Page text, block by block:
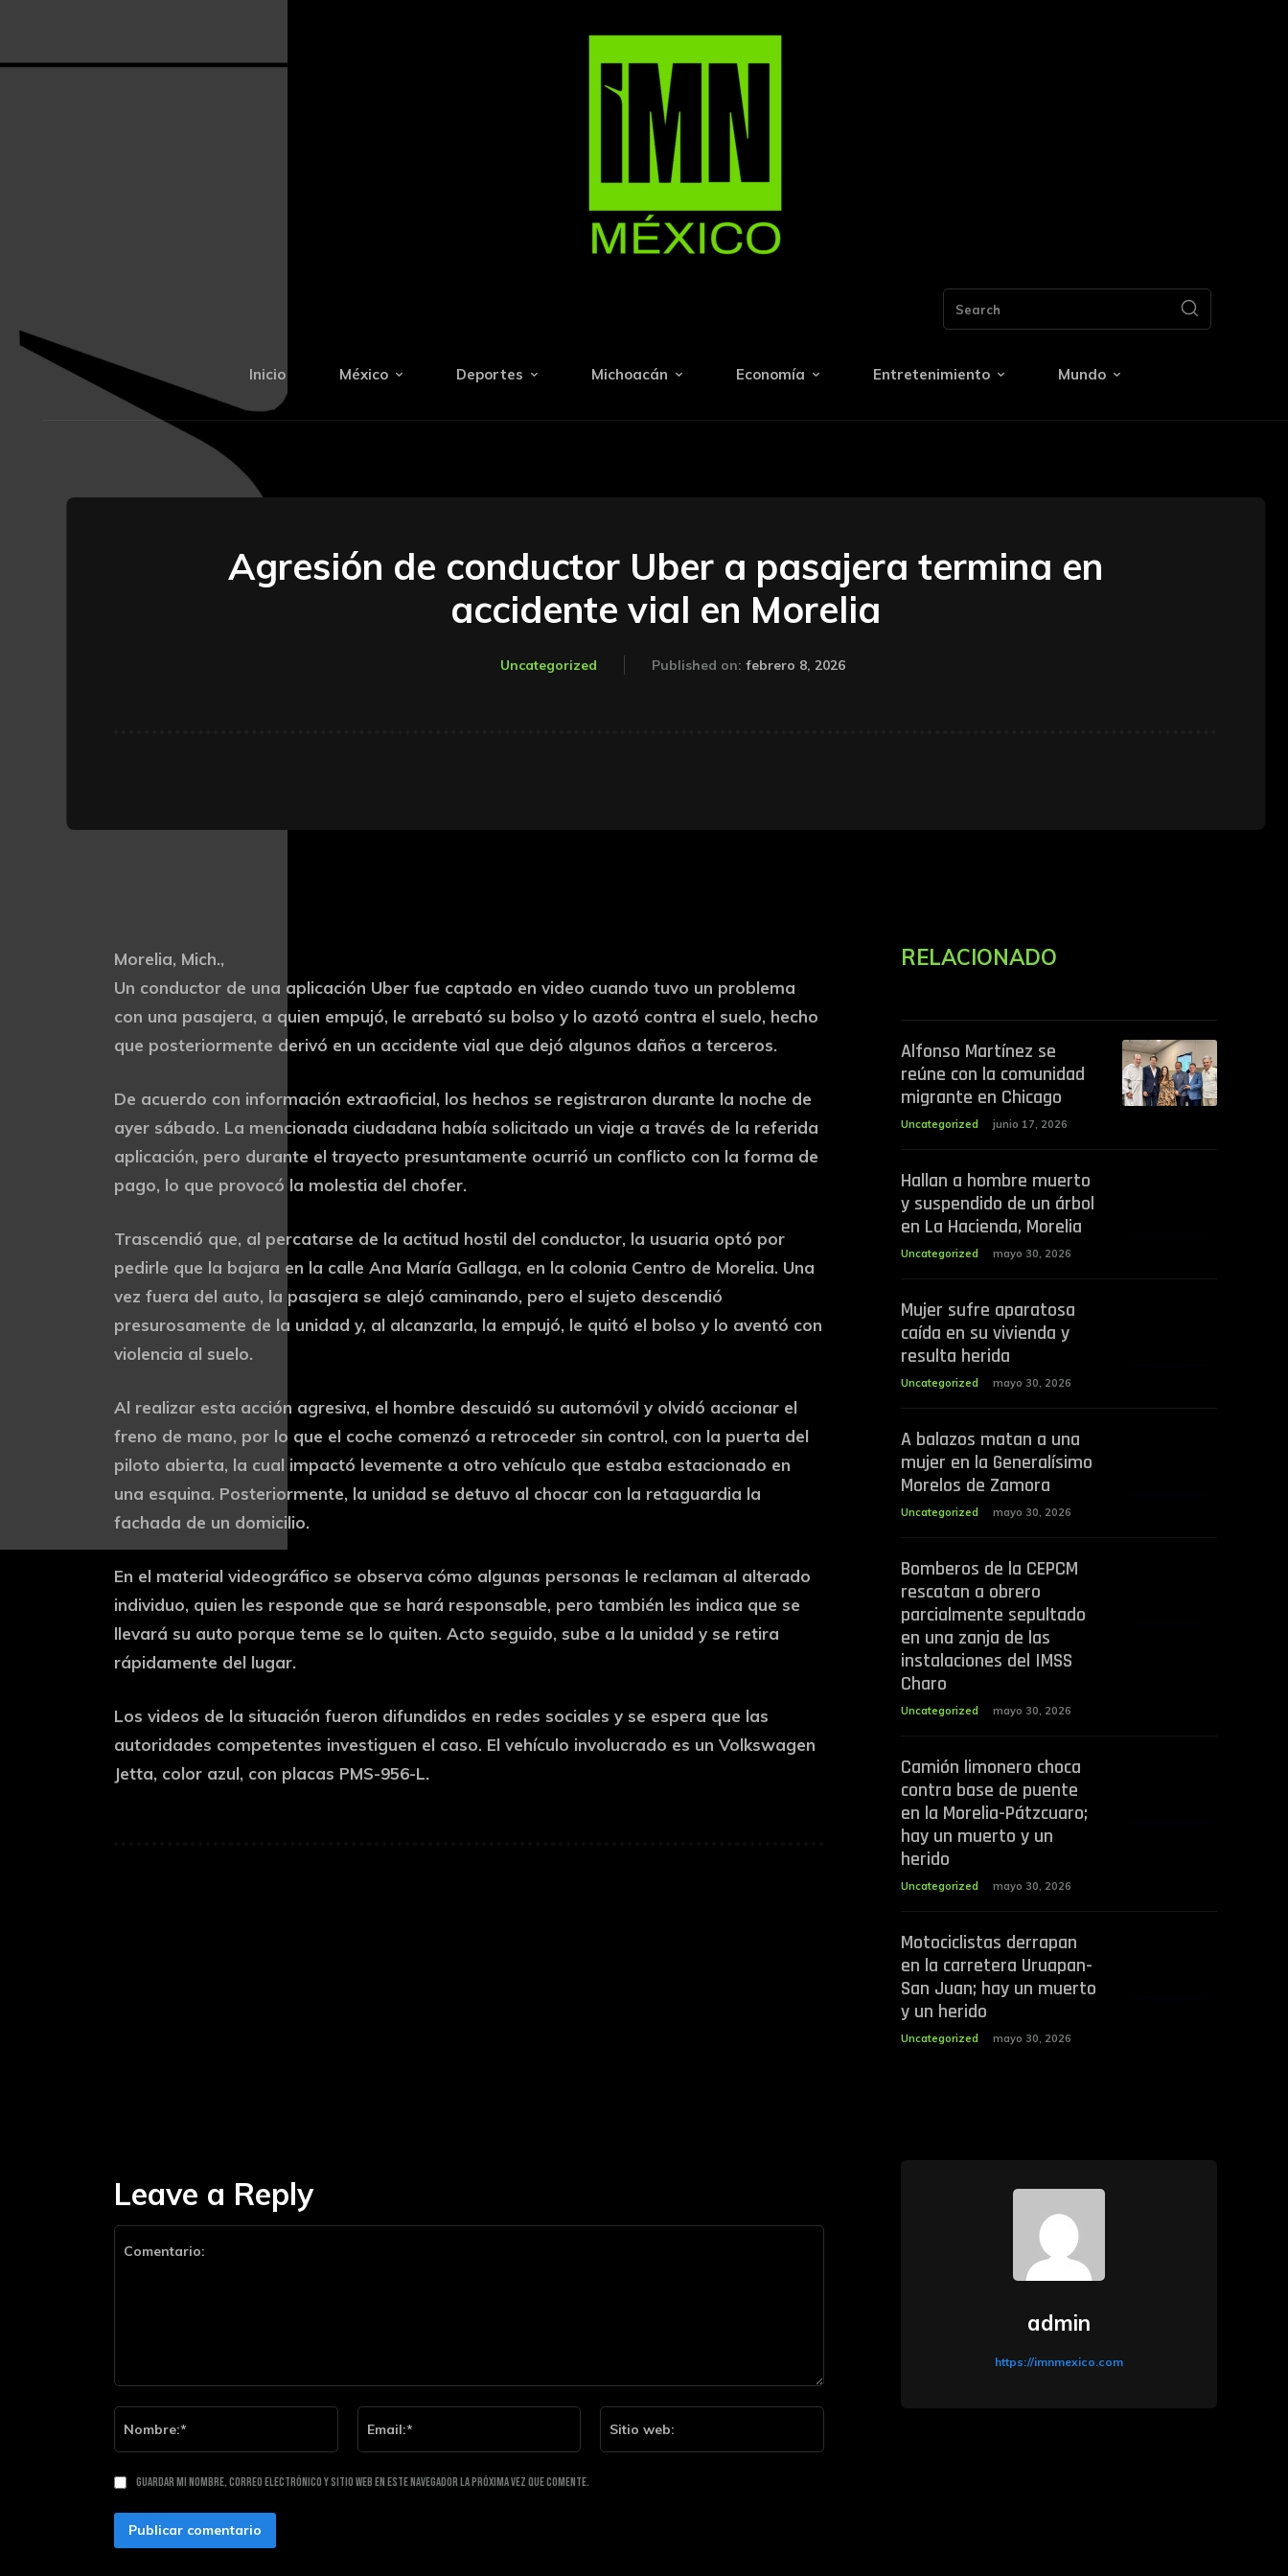
Search
Inicio México Deportes Michoacán Economía Entretenimiento Mundo
Agresión de conductor Uber a pasajera termina en
accidente vial en Morelia
Uncategorized Published on: febrero 8, 2026
Morelia, Mich.,
Un conductor de una aplicación Uber fue captado en video cuando tuvo un problema
con una pasajera, a quien empujó, le arrebató su bolso y lo azotó contra el suelo, hecho
que posteriormente derivó en un accidente vial que dejó algunos daños a terceros.
De acuerdo con información extraoficial, los hechos se registraron durante la noche de
ayer sábado. La mencionada ciudadana había solicitado un viaje a través de la referida
aplicación, pero durante el trayecto presuntamente ocurrió un conflicto con la forma de
pago, lo que provocó la molestia del chofer.
Trascendió que, al percatarse de la actitud hostil del conductor, la usuaria optó por
pedirle que la bajara en la calle Ana María Gallaga, en la colonia Centro de Morelia. Una
vez fuera del auto, la pasajera se alejó caminando, pero el sujeto descendió
presurosamente de la unidad y, al alcanzarla, la empujó, le quitó el bolso y lo aventó con
violencia al suelo.
Al realizar esta acción agresiva, el hombre descuidó su automóvil y olvidó accionar el
freno de mano, por lo que el coche comenzó a retroceder sin control, con la puerta del
piloto abierta, la cual impactó levemente a otro vehículo que estaba estacionado en
una esquina. Posteriormente, la unidad se detuvo al chocar con la retaguardia la
fachada de un domicilio.
En el material videográfico se observa cómo algunas personas le reclaman al alterado
individuo, quien les responde que se hará responsable, pero también les indica que se
llevará su auto porque teme se lo quiten. Acto seguido, sube a la unidad y se retira
rápidamente del lugar.
Los videos de la situación fueron difundidos en redes sociales y se espera que las
autoridades competentes investiguen el caso. El vehículo involucrado es un Volkswagen
Jetta, color azul, con placas PMS-956-L.
RELACIONADO
Alfonso Martínez se
reúne con la comunidad
migrante en Chicago
Uncategorized junio 17, 2026
Hallan a hombre muerto
y suspendido de un árbol
en La Hacienda, Morelia
Uncategorized mayo 30, 2026
Mujer sufre aparatosa
caída en su vivienda y
resulta herida
Uncategorized mayo 30, 2026
A balazos matan a una
mujer en la Generalísimo
Morelos de Zamora
Uncategorized mayo 30, 2026
Bomberos de la CEPCM
rescatan a obrero
parcialmente sepultado
en una zanja de las
instalaciones del IMSS
Charo
Uncategorized mayo 30, 2026
Camión limonero choca
contra base de puente
en la Morelia-Pátzcuaro;
hay un muerto y un
herido
Uncategorized mayo 30, 2026
Motociclistas derrapan
en la carretera Uruapan-
San Juan; hay un muerto
y un herido
Uncategorized mayo 30, 2026
Leave a Reply
Guardar mi nombre, correo electrónico y sitio web en este navegador la próxima vez que comente.
admin
https://imnmexico.com